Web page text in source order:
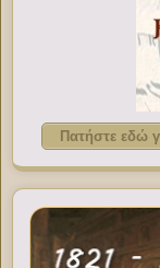
Πατήστε εδώ